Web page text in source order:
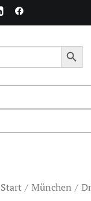
Start München